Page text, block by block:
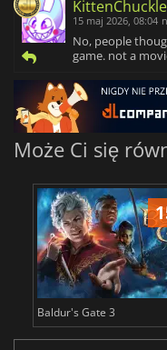
15 maj 2026, 08:04
No, people
game. not a
Może Ci się
Baldur's Gate 3